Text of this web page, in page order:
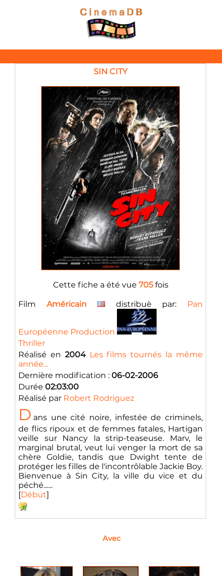
SIN CITY
Cette fiche a été vue 705fois
Film Américain distribuè par: Pan
Européenne Production
Thriller
Réalisé en 2004 Les films tournés la même
année...
Dernière modification : 06-02-2006
Durée 02:03:00
Réalisé par Robert Rodriguez
D ans une cité noire, infestée de criminels,
de flics ripoux et de femmes fatales, Hartigan
veille sur Nancy la strip-teaseuse. Marv, le
marginal brutal, veut lui venger la mort de sa
chère Goldie, tandis que Dwight tente de
protéger les filles de l'incontrôlable Jackie Boy.
Bienvenue à Sin City, la ville du vice et du
péché......
[Début]
Avec